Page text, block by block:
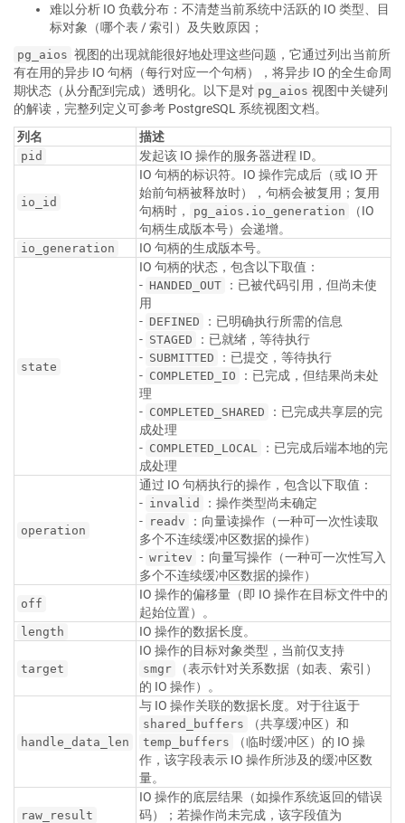
难以分析 IO 负载分布：不清楚当前系统中活跃的 IO 类型、目
标对象（哪个表 / 索引）及失败原因；
pg_aios 视图的出现就能很好地处理这些问题，它通过列出当前所
有在用的异步 IO 句柄（每行对应一个句柄），将异步 IO 的全生命周
期状态（从分配到完成）透明化。以下是对 pg_aios 视图中关键列
的解读，完整列定义可参考 PostgreSQL 系统视图文档。
列名
描述
pid 发起该 IO 操作的服务器进程 ID。
io_id
IO 句柄的标识符。IO 操作完成后（或 IO 开
始前句柄被释放时），句柄会被复用；复用
句柄时，
pg_aios.io_generation
（IO
句柄生成版本号）会递增。
io_generation IO 句柄的生成版本号。
state
IO 句柄的状态，包含以下取值：
- HANDED_OUT
：已被代码引用，但尚未使
用
- DEFINED
：已明确执行所需的信息
- STAGED
：已就绪，等待执行
- SUBMITTED
：已提交，等待执行
- COMPLETED_IO
：已完成，但结果尚未处
理
- COMPLETED_SHARED
：已完成共享层的完
成处理
- COMPLETED_LOCAL
：已完成后端本地的完
成处理
operation
通过 IO 句柄执行的操作，包含以下取值：
- invalid
：操作类型尚未确定
- readv
：向量读操作（一种可一次性读取
多个不连续缓冲区数据的操作）
- writev
：向量写操作（一种可一次性写入
多个不连续缓冲区数据的操作）
off
IO 操作的偏移量（即 IO 操作在目标文件中的
起始位置）。
length IO 操作的数据长度。
target
IO 操作的目标对象类型，当前仅支持
smgr
（表示针对关系数据（如表、索引）
的 IO 操作）。
handle_data_len
与 IO 操作关联的数据长度。对于往返于
shared_buffers （共享缓冲区）和
temp_buffers
（临时缓冲区）的 IO 操
作，该字段表示 IO 操作所涉及的缓冲区数
量。
raw_result
IO 操作的底层结果（如操作系统返回的错误
码）；若操作尚未完成，该字段值为